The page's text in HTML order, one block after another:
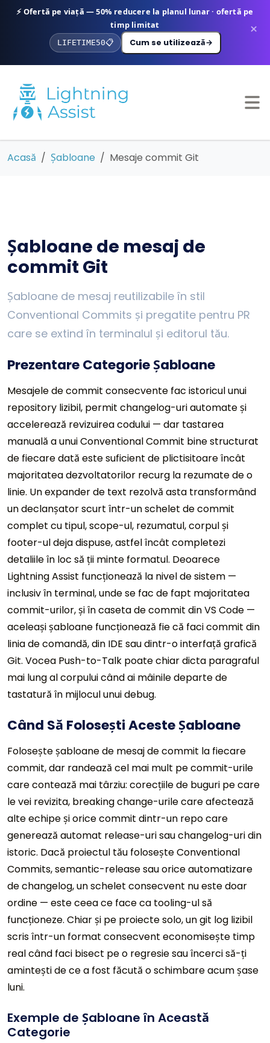
⚡ Ofertă pe viață — 50% reducere la planul lunar · ofertă pe
timp limitat
LIFETIME50📋 Cum se utilizează→
×
Acasă Șabloane Mesaje commit Git
Șabloane de mesaj de
commit Git
Șabloane de mesaj reutilizabile în stil
Conventional Commits și pregatite pentru PR
care se extind în terminalul și editorul tău.
Prezentare Categorie Șabloane
Mesajele de commit consecvente fac istoricul unui
repository lizibil, permit changelog-uri automate și
accelerează revizuirea codului — dar tastarea
manuală a unui Conventional Commit bine structurat
de fiecare dată este suficient de plictisitoare încât
majoritatea dezvoltatorilor recurg la rezumate de o
linie. Un expander de text rezolvă asta transformând
un declanșator scurt într-un schelet de commit
complet cu tipul, scope-ul, rezumatul, corpul și
footer-ul deja dispuse, astfel încât completezi
detaliile în loc să ții minte formatul. Deoarece
Lightning Assist funcționează la nivel de sistem —
inclusiv în terminal, unde se fac de fapt majoritatea
commit-urilor, și în caseta de commit din VS Code —
aceleași șabloane funcționează fie că faci commit din
linia de comandă, din IDE sau dintr-o interfață grafică
Git. Vocea Push-to-Talk poate chiar dicta paragraful
mai lung al corpului când ai mâinile departe de
tastatură în mijlocul unui debug.
Când Să Folosești Aceste Șabloane
Folosește șabloane de mesaj de commit la fiecare
commit, dar randează cel mai mult pe commit-urile
care contează mai târziu: corecțiile de buguri pe care
le vei revizita, breaking change-urile care afectează
alte echipe și orice commit dintr-un repo care
generează automat release-uri sau changelog-uri din
istoric. Dacă proiectul tău folosește Conventional
Commits, semantic-release sau orice automatizare
de changelog, un schelet consecvent nu este doar
ordine — este ceea ce face ca tooling-ul să
funcționeze. Chiar și pe proiecte solo, un git log lizibil
scris într-un format consecvent economisește timp
real când faci bisect pe o regresie sau încerci să-ți
amintești de ce a fost făcută o schimbare acum șase
luni.
Exemple de Șabloane în Această
Categorie